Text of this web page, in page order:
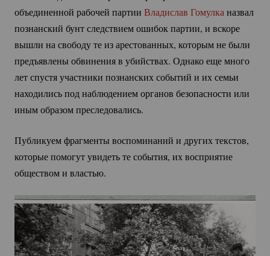
объединенной рабочей партии Владислав Гомулка назвал
познанский бунт следствием ошибок партии, и вскоре
вышли на свободу те из арестованных, которым не были
предъявлены обвинения в убийствах. Однако еще много
лет спустя участники познанских событий и их семьи
находились под наблюдением органов безопасности или
иным образом преследовались.
Публикуем фрагменты воспоминаний и других текстов,
которые помогут увидеть те события, их восприятие
обществом и властью.